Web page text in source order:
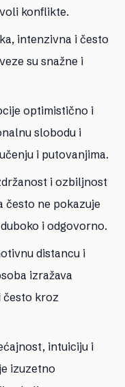
konflikte.
intenzivna i često
su snažne i
optimistično i
slobodu i
i putovanjima.
i ozbiljnost
često ne pokazuje
i odgovorno.
distancu i
izražava
često kroz
intuiciju i
izuzetno